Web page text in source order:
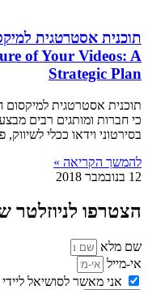
תוכנית אסטרטגית
of Your Videos: A
Strategic Plan
תוכנית אסטרטגית למיקסום
בסירטוני וידאו ככלי לשיווק,
להמשך הקריאה »
12 בנובמבר 2018
הצטרפו לניוזלטר
שם מלא
אי-מייל
אני מאשר לסושיאל ליידי